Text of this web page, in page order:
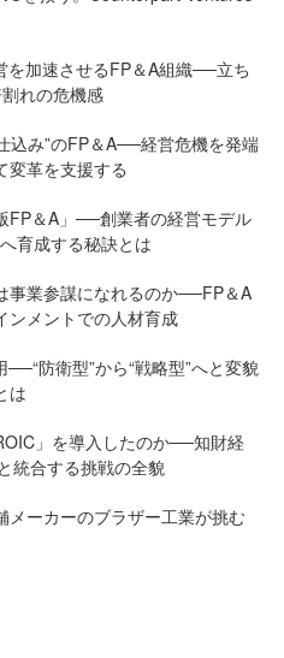
を加速させるFP＆A組織──立ち
れの危機感
込み”のFP＆A──経営危機を発端
変革を支援する
FP＆A」──創業者の経営モデル
育成する秘訣とは
事業参謀になれるのか──FP＆A
ンメントでの人材育成
防衛型”から“戦略型”へと変貌
は
」を導入したのか──知財経
統合する挑戦の全貌
メーカーのブラザー工業が挑む